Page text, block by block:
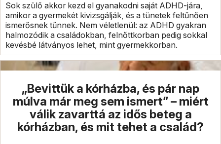
Sok szülő akkor kezd el gyanakodni saját ADHD-jára,
amikor a gyermekét kivizsgálják, és a tünetek feltűnően
ismerősnek tűnnek. Nem véletlenül: az ADHD gyakran
halmozódik a családokban, felnőttkorban pedig sokkal
kevésbé látványos lehet, mint gyermekkorban.
„Bevittük a kórházba, és pár nap
múlva már meg sem ismert” – miért
válik zavarttá az idős beteg a
kórházban, és mit tehet a család?